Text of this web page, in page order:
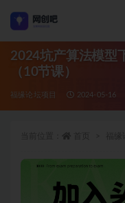
2024坑产算法模型
（10节课）
福缘论坛项目 2024-05-16